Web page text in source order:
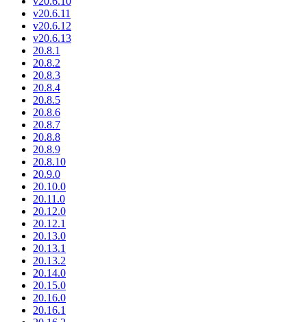
v20.6.11
v20.6.12
v20.6.13
20.8.1
20.8.2
20.8.3
20.8.4
20.8.5
20.8.6
20.8.7
20.8.8
20.8.9
20.8.10
20.9.0
20.10.0
20.11.0
20.12.0
20.12.1
20.13.0
20.13.1
20.13.2
20.14.0
20.15.0
20.16.0
20.16.1